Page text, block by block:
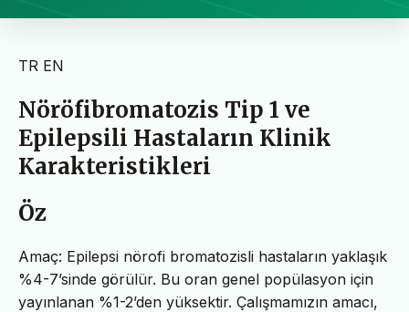
TR EN
Nöröfibromatozis Tip 1 ve
Epilepsili Hastaların Klinik
Karakteristikleri
Öz
Amaç: Epilepsi nörofi bromatozisli hastaların yaklaşık
%4-7’sinde görülür. Bu oran genel popülasyon için
yayınlanan %1-2’den yüksektir. Çalışmamızın amacı,